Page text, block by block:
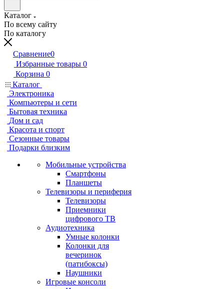
Каталог
По всему сайту
По каталогу
Сравнение0
Избранные товары 0
Корзина 0
Каталог
Электроника
Компьютеры и сети
Бытовая техника
Дом и сад
Красота и спорт
Сезонные товары
Подарки близким
Мобильные устройства
Смартфоны
Планшеты
Телевизоры и периферия
Телевизоры
Приемники
цифрового ТВ
Аудиотехника
Умные колонки
Колонки для
вечеринок
(патибоксы)
Наушники
Игровые консоли